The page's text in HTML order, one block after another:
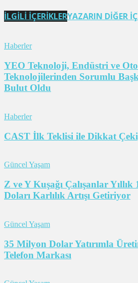
İLGİLİ İÇERİKLERYAZARIN DİĞER
Haberler
YEO Teknoloji, Endüstri ve
Teknolojilerinden Sorumlu
Bulut Oldu
Haberler
CAST İlk Teklisi ile Dikkat
Güncel Yaşam
Z ve Y Kuşağı Çalışanlar
Doları Karlılık Artışı Getiriyor
Güncel Yaşam
35 Milyon Dolar Yatırımla
Telefon Markası